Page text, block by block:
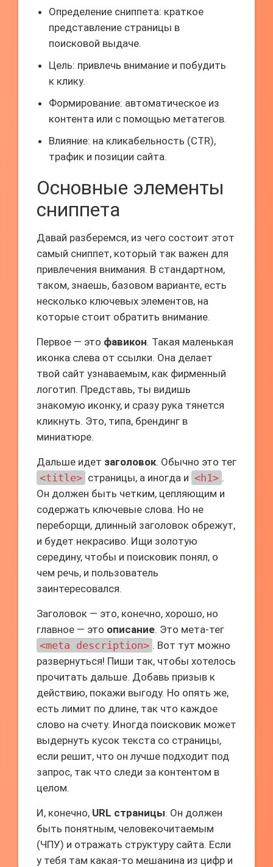
Определение сниппета: краткое
представление страницы в
поисковой выдаче.
Цель: привлечь внимание и побудить
к клику.
Формирование: автоматическое из
контента или с помощью метатегов.
Влияние: на кликабельность (CTR),
трафик и позиции сайта.
Основные элементы
сниппета
Давай разберемся, из чего состоит этот
самый сниппет, который так важен для
привлечения внимания. В стандартном,
таком, знаешь, базовом варианте, есть
несколько ключевых элементов, на
которые стоит обратить внимание.
Первое — это фавикон. Такая маленькая
иконка слева от ссылки. Она делает
твой сайт узнаваемым, как фирменный
логотип. Представь, ты видишь
знакомую иконку, и сразу рука тянется
кликнуть. Это, типа, брендинг в
миниатюре.
Дальше идет заголовок. Обычно это тег
<title> страницы, а иногда и <h1> .
Он должен быть четким, цепляющим и
содержать ключевые слова. Но не
переборщи, длинный заголовок обрежут,
и будет некрасиво. Ищи золотую
середину, чтобы и поисковик понял, о
чем речь, и пользователь
заинтересовался.
Заголовок — это, конечно, хорошо, но
главное — это описание. Это мета-тег
<meta description> . Вот тут можно
развернуться! Пиши так, чтобы хотелось
прочитать дальше. Добавь призыв к
действию, покажи выгоду. Но опять же,
есть лимит по длине, так что каждое
слово на счету. Иногда поисковик может
выдернуть кусок текста со страницы,
если решит, что он лучше подходит под
запрос, так что следи за контентом в
целом.
И, конечно, URL страницы. Он должен
быть понятным, человекочитаемым
(ЧПУ) и отражать структуру сайта. Если
у тебя там какая-то мешанина из цифр и